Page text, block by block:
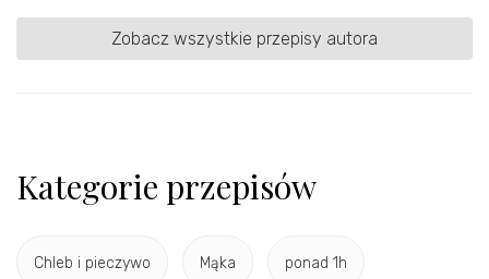
Zobacz wszystkie przepisy autora
Kategorie przepisów
Chleb i pieczywo Mąka ponad 1h